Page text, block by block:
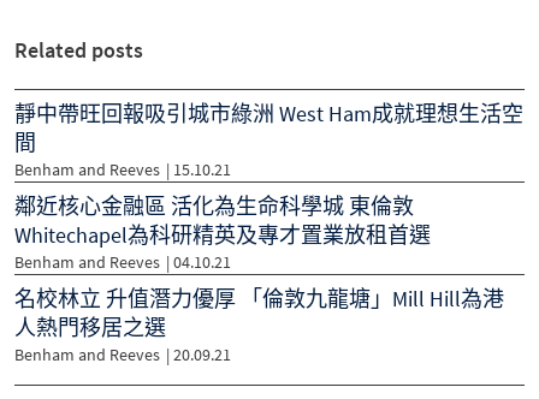
Related posts
靜中帶旺回報吸引城市綠洲 West Ham成就理想生活空
間
Benham and Reeves | 15.10.21
鄰近核心金融區 活化為生命科學城 東倫敦
Whitechapel為科研精英及專才置業放租首選
Benham and Reeves | 04.10.21
名校林立 升值潛力優厚 「倫敦九龍塘」Mill Hill為港
人熱門移居之選
Benham and Reeves | 20.09.21